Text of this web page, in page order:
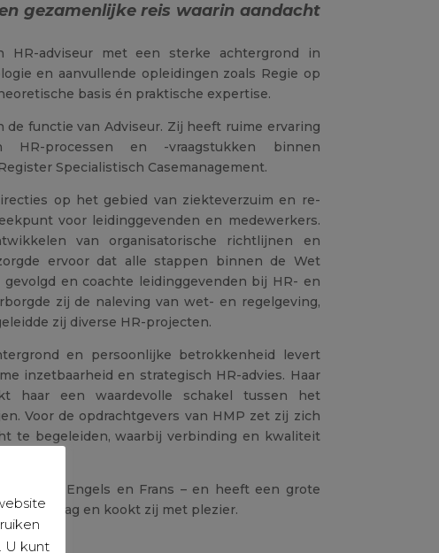
gezamenlijke reis waarin aandacht
HR-adviseur met een sterke achtergrond in
en aanvullende opleidingen zoals Regie op
basis én praktische expertise.
de functie van Adviseur. Zij heeft ruime ervaring
processen en
-vraagstukken
binnen
Specialistisch Casemanagement.
op het gebied van ziekteverzuim en re-
voor leidinggevenden en medewerkers.
van organisatorische richtlijnen en
ervoor dat alle stappen binnen de Wet
en coachte leidinggevenden bij HR- en
zij de naleving van wet- en regelgeving,
zij diverse HR-projecten.
en persoonlijke betrokkenheid levert
inzetbaarheid en strategisch HR-advies. Haar
haar een waardevolle schakel tussen het
Voor de opdrachtgevers van HMP zet zij zich
te begeleiden, waarbij verbinding en kwaliteit
Engels en Frans – en heeft een grote
zij graag en kookt zij met plezier.
U kunt